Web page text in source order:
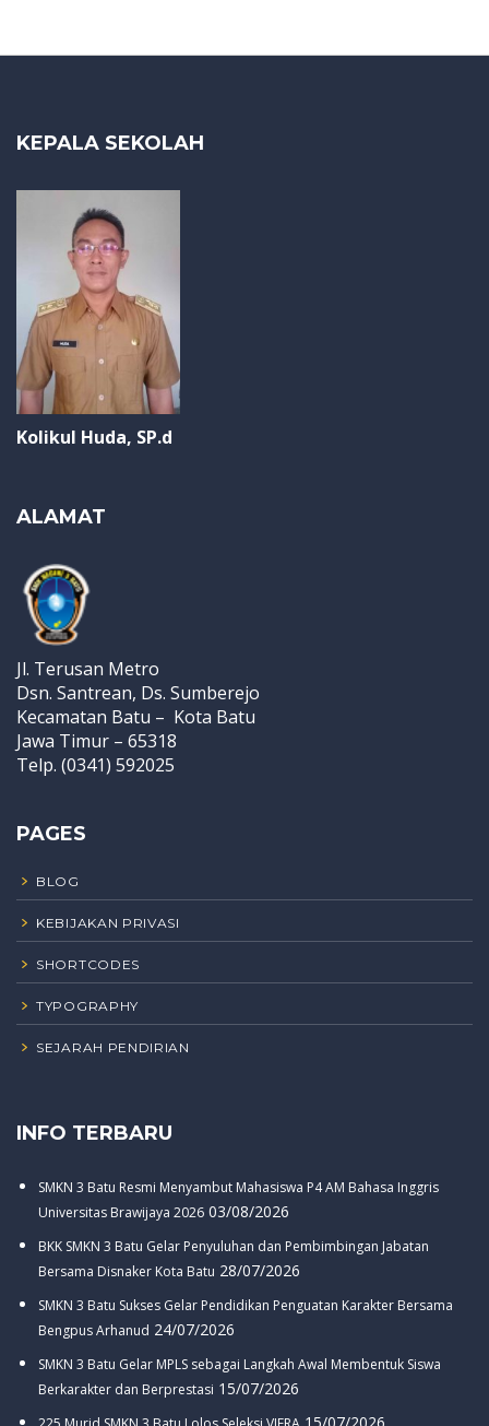
KEPALA SEKOLAH
Kolikul Huda, SP.d
ALAMAT
Jl. Terusan Metro
Dsn. Santrean, Ds. Sumberejo
Kecamatan Batu – Kota Batu
Jawa Timur – 65318
Telp. (0341) 592025
PAGES
BLOG
KEBIJAKAN PRIVASI
SHORTCODES
TYPOGRAPHY
SEJARAH PENDIRIAN
INFO TERBARU
SMKN 3 Batu Resmi Menyambut Mahasiswa P4 AM Bahasa Inggris
Universitas Brawijaya 2026 03/08/2026
BKK SMKN 3 Batu Gelar Penyuluhan dan Pembimbingan Jabatan
Bersama Disnaker Kota Batu 28/07/2026
SMKN 3 Batu Sukses Gelar Pendidikan Penguatan Karakter Bersama
Bengpus Arhanud 24/07/2026
SMKN 3 Batu Gelar MPLS sebagai Langkah Awal Membentuk Siswa
Berkarakter dan Berprestasi 15/07/2026